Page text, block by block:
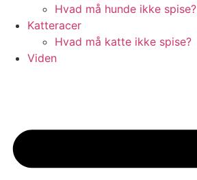
Hvad må hunde ikke spise?
Katteracer
Hvad må katte ikke spise?
Viden